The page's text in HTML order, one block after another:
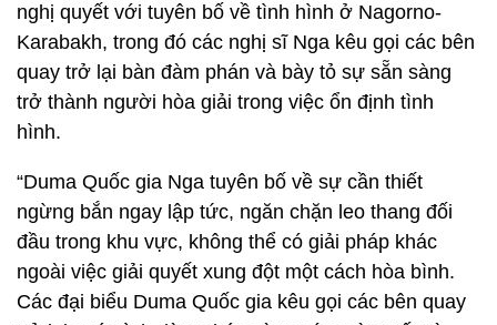
nghị quyết với tuyên bố về tình hình ở Nagorno-
Karabakh, trong đó các nghị sĩ Nga kêu gọi các bên
quay trở lại bàn đàm phán và bày tỏ sự sẵn sàng
trở thành người hòa giải trong việc ổn định tình
hình.
“Duma Quốc gia Nga tuyên bố về sự cần thiết
ngừng bắn ngay lập tức, ngăn chặn leo thang đối
đầu trong khu vực, không thể có giải pháp khác
ngoài việc giải quyết xung đột một cách hòa bình.
Các đại biểu Duma Quốc gia kêu gọi các bên quay